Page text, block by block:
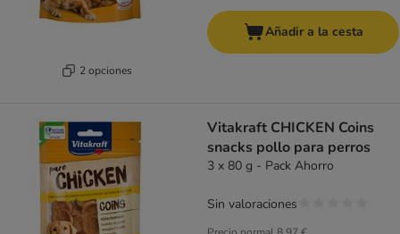
2 opciones
Añadir a la cesta
Vitakraft CHICKEN Coins
snacks pollo para perros
3 x 80 g - Pack Ahorro
Sin valoraciones